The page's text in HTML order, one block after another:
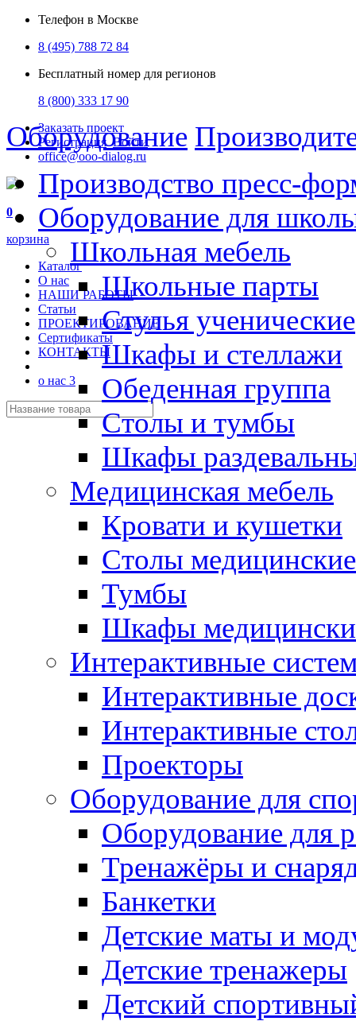
Телефон в Москве
8 (495) 788 72 84
Бесплатный номер для регионов
8 (800) 333 17 90
Заказать проект
Регистрация Войти
office@ooo-dialog.ru
0
корзина
Каталог
О нас
НАШИ РАБОТЫ
Статьи
ПРОЕКТИРОВАНИЕ
Сертификаты
КОНТАКТЫ
о нас 3
Оборудование
Производство пресс-
Оборудование для
Школьная мебель
Школьные парты
Стулья ученические
Шкафы и стеллажи
Обеденная группа
Столы и тумбы
Шкафы
Медицинская мебель
Кровати и кушетки
Столы медицинские
Тумбы
Шкафы
Интерактивные
Интерактивные
Интерактивные
Проекторы
Оборудование для
Оборудование для
Тренажёры и
Банкетки
Детские маты и
Детские тренажеры
Детский